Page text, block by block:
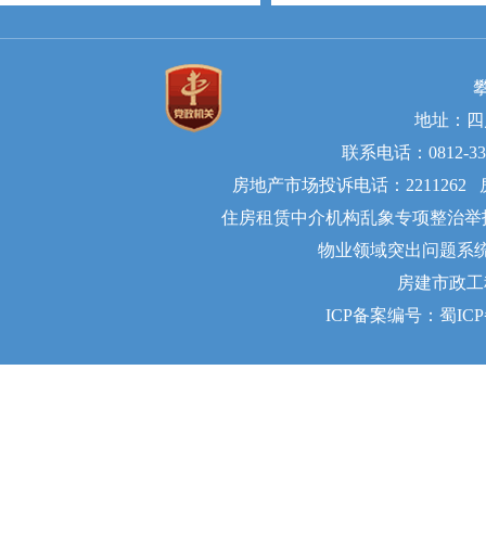
地址：
联系电话：0812-
房地产市场投诉电话：2211262
住房租赁中介机构乱象专项整治
物业领域突出问题系
房建市政
ICP备案编号：蜀